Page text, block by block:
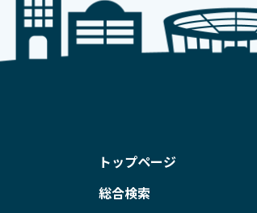
トップページ
総合検索